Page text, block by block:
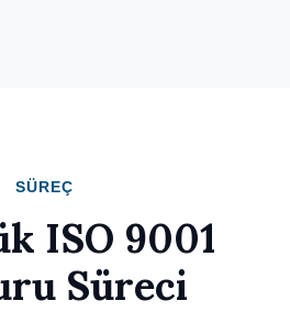
SÜREÇ
ISO 9001
Süreci